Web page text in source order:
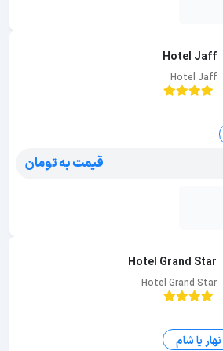
Hotel Jaff
Hotel Jaff
قیمت به تومان
Hotel Grand Star
Hotel Grand Star
یا شام